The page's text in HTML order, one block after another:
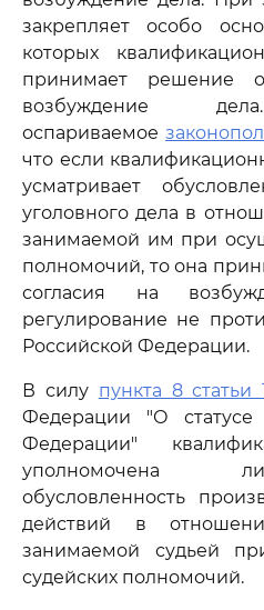
закрепляет особо
которых
принимает решение
возбуждение
оспариваемое
что если
усматривает
уголовного дела в
занимаемой им при
полномочий, то она
согласия на
регулирование не
Российской Федерации.
В силу пункта 8 статьи
Федерации "О статусе
Федерации"
уполномочена
обусловленность
действий в
занимаемой судьей
судейских полномочий.